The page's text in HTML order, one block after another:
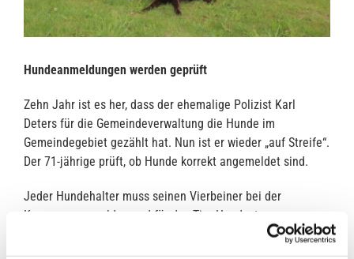
Hundeanmeldungen werden geprüft
Zehn Jahr ist es her, dass der ehemalige Polizist Karl
Deters für die Gemeindeverwaltung die Hunde im
Gemeindegebiet gezählt hat. Nun ist er wieder „auf Streife“.
Der 71-jährige prüft, ob Hunde korrekt angemeldet sind.
Jeder Hundehalter muss seinen Vierbeiner bei der
Kommune anmelden und für das Tier Hundesteuer
entrichten. Ob das jeder macht, wird nun stichprobenartig
nachgeprüft. Karl Deters erklärt: „Mir liegt eine Liste aller